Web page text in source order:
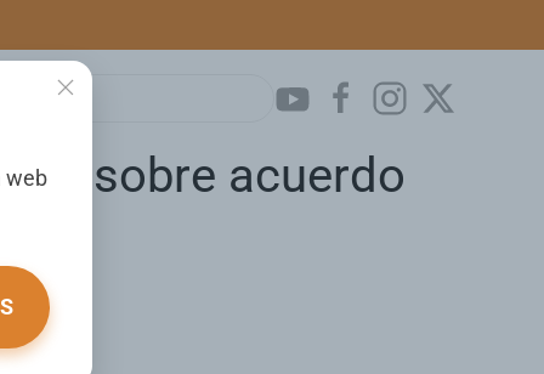
web
sobre acuerdo